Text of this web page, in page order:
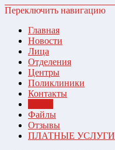
Переключить навигацию
Главная
Новости
Лица
Отделения
Центры
Поликлиники
Контакты
Файлы
Отзывы
ПЛАТНЫЕ УСЛУГИ